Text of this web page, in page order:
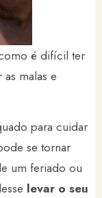
é difícil ter
malas e
para cuidar
se tornar
um feriado ou
levar o seu